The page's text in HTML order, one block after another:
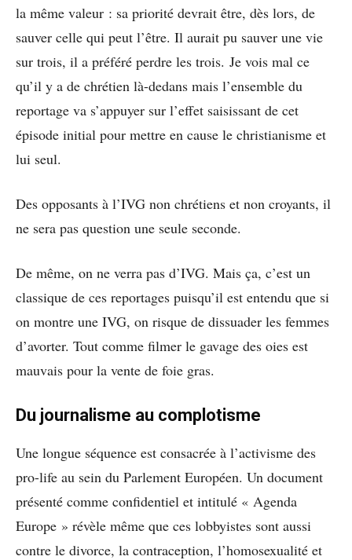
la même valeur : sa priorité devrait être, dès lors, de
sauver celle qui peut l’être. Il aurait pu sauver une vie
sur trois, il a préféré perdre les trois. Je vois mal ce
qu’il y a de chrétien là-dedans mais l’ensemble du
reportage va s’appuyer sur l’effet saisissant de cet
épisode initial pour mettre en cause le christianisme et
lui seul.
Des opposants à l’IVG non chrétiens et non croyants, il
ne sera pas question une seule seconde.
De même, on ne verra pas d’IVG. Mais ça, c’est un
classique de ces reportages puisqu’il est entendu que si
on montre une IVG, on risque de dissuader les femmes
d’avorter. Tout comme filmer le gavage des oies est
mauvais pour la vente de foie gras.
Du journalisme au complotisme
Une longue séquence est consacrée à l’activisme des
pro-life au sein du Parlement Européen. Un document
présenté comme confidentiel et intitulé « Agenda
Europe » révèle même que ces lobbyistes sont aussi
contre le divorce, la contraception, l’homosexualité et